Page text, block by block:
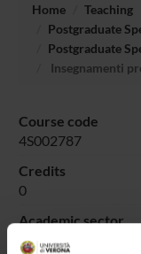
Home
Teaching
Postgraduate
Postgraduate
Insegnamenti
Course code
4S002787
Credits
0
Academic sector
- - -